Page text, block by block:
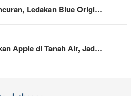
Ledakan Blue Origi…
Apple di Tanah Air, Jad…